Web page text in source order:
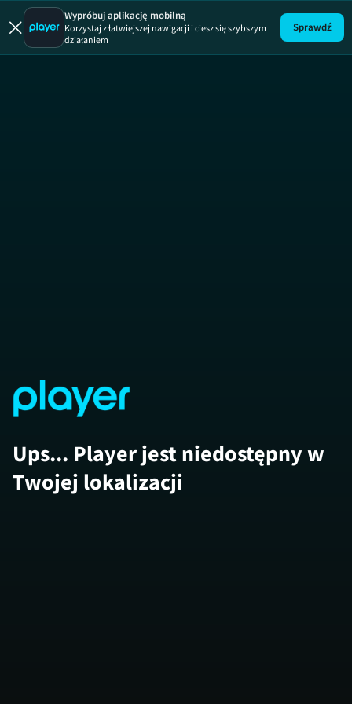
Wypróbuj aplikację mobilną
Korzystaj z łatwiejszej nawigacji i ciesz się szybszym
działaniem
Sprawdź
Ups... Player jest niedostępny w
Twojej lokalizacji